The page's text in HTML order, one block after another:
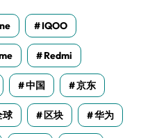
IQOO
Redmi
中国 京东
球 区块 华为